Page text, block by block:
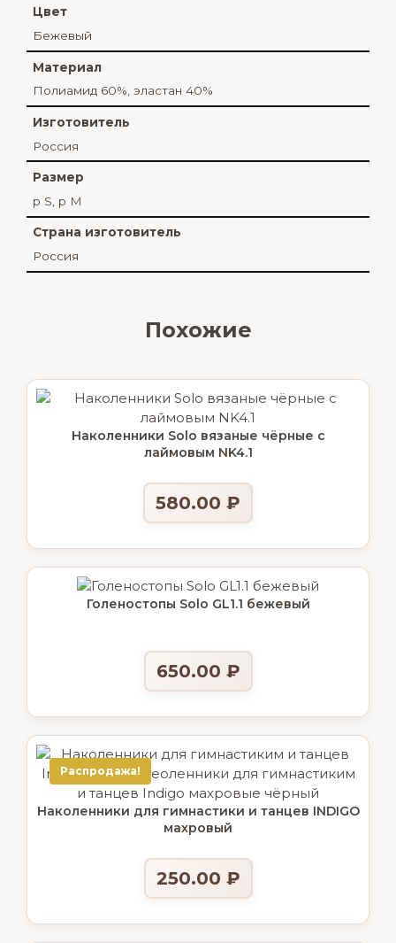
Цвет
Бежевый
Материал
Полиамид 60%, эластан 40%
Изготовитель
Россия
Размер
р S, р М
Страна изготовитель
Россия
Похожие
Наколенники Solo вязаные чёрные с
лаймовым NK4.1
580.00 ₽
Голеностопы Solo GL1.1 бежевый
650.00 ₽
Распродажа!
Наколенники для гимнастики и танцев INDIGO
махровый
250.00 ₽